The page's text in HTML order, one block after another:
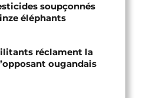
soupçonnés
éléphants
réclament la
ougandais